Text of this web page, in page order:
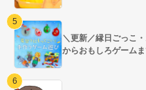
＼更新／縁日ごっこ
からおもしろゲーム